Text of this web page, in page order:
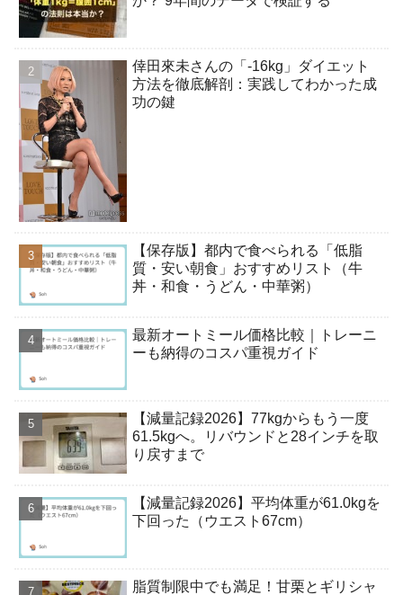
倖田來未さんの「-16kg」ダイエット
方法を徹底解剖：実践してわかった成
功の鍵
【保存版】都内で食べられる「低脂
質・安い朝食」おすすめリスト（牛
丼・和食・うどん・中華粥）
最新オートミール価格比較｜トレーニ
ーも納得のコスパ重視ガイド
【減量記録2026】77kgからもう一度
61.5kgへ。リバウンドと28インチを取
り戻すまで
【減量記録2026】平均体重が61.0kgを
下回った（ウエスト67cm）
脂質制限中でも満足！甘栗とギリシャ